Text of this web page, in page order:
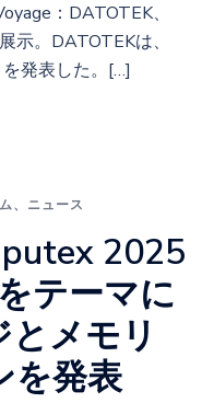
：DATOTEK、
示。DATOTEKは、
発表した。[…]
、 ニュース
2025
テーマに
メモリ
を発表